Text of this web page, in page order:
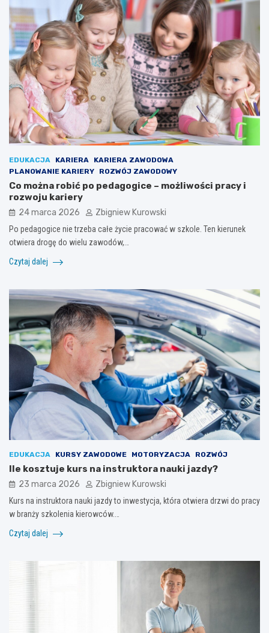
EDUKACJA KARIERA
KARIERA ZAWODOWA
PLANOWANIE KARIERY
ROZWÓJ ZAWODOWY
Co można robić po pedagogice – możliwości pracy i
rozwoju kariery
24 marca 2026 Zbigniew Kurowski
Po pedagogice nie trzeba całe życie pracować w szkole. Ten kierunek
otwiera drogę do wielu zawodów,…
Czytaj dalej
EDUKACJA KURSY ZAWODOWE MOTORYZACJA ROZWÓJ
Ile kosztuje kurs na instruktora nauki jazdy?
23 marca 2026 Zbigniew Kurowski
Kurs na instruktora nauki jazdy to inwestycja, która otwiera drzwi do pracy
w branży szkolenia kierowców.…
Czytaj dalej